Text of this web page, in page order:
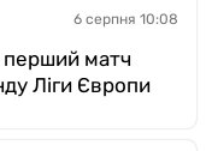
6 серпня 10:08
перший матч
Ліги Європи